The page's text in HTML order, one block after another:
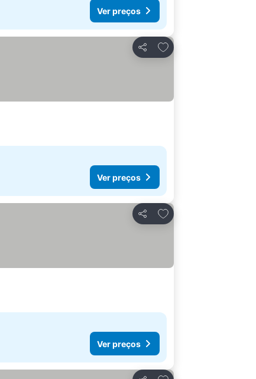
Ver preços
Partilhar
Adicionar aos favoritos
Ver preços
Partilhar
Adicionar aos favoritos
Ver preços